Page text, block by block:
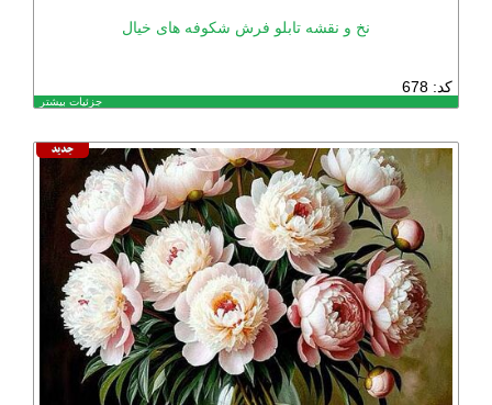
نخ و نقشه تابلو فرش شکوفه های خیال
کد: 678
جزئیات بیشتر